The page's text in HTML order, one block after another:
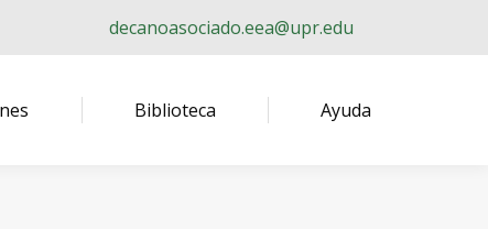
decanoasociado.eea@upr.edu
Biblioteca Ayuda